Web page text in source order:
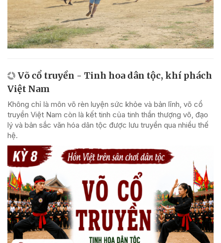
Võ cổ truyền - Tinh hoa dân tộc, khí phách
Việt Nam
Không chỉ là môn võ rèn luyện sức khỏe và bản lĩnh, võ cổ
truyền Việt Nam còn là kết tinh của tinh thần thượng võ, đạo
lý và bản sắc văn hóa dân tộc được lưu truyền qua nhiều thế
hệ.